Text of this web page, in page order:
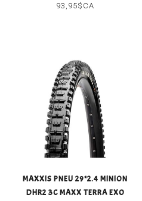
93,95$CA
MAXXIS PNEU 29*2.4 MINION
DHR2 3C MAXX TERRA EXO